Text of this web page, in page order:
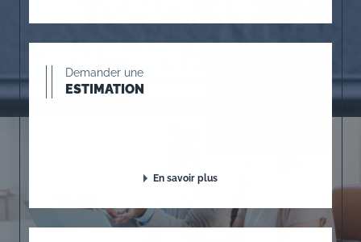
Demander une
ESTIMATION
En savoir plus